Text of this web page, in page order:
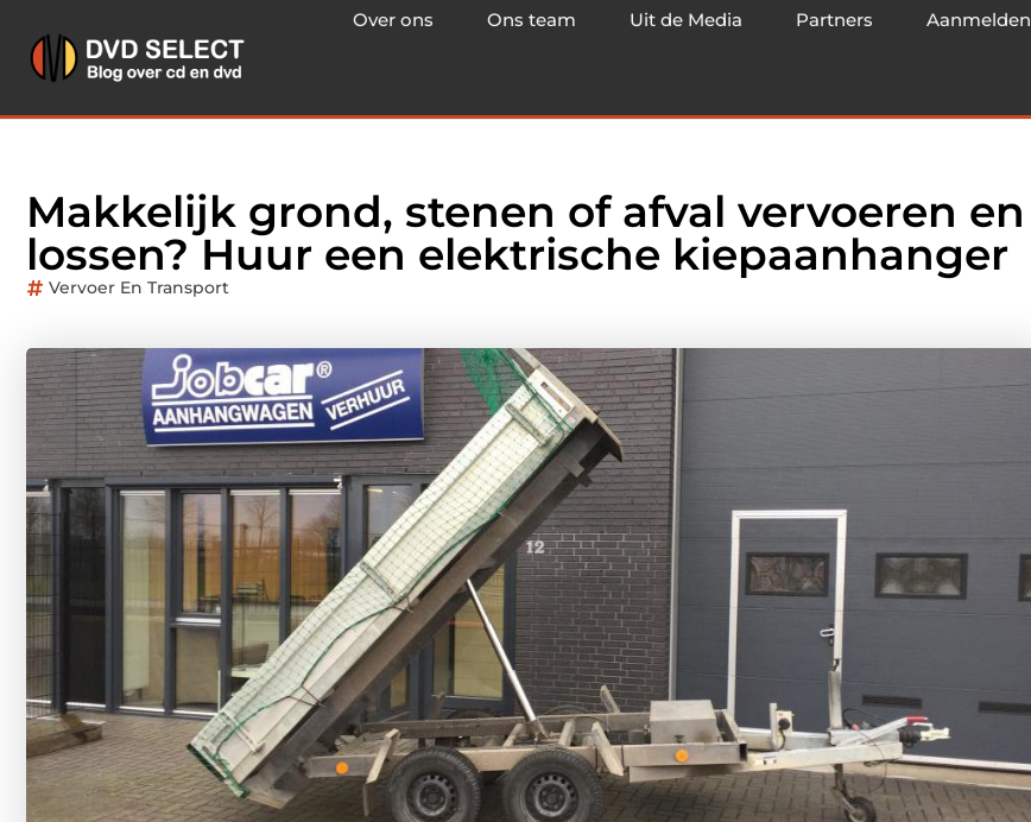
Over ons Ons team Uit de Media Partners Aanmelden
Makkelijk grond, stenen of afval vervoeren en
lossen? Huur een elektrische kiepaanhanger
Vervoer En Transport